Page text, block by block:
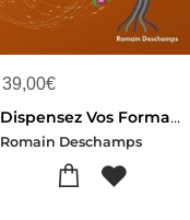
39,00€
Dispensez Vos Formations En Ligne Avec Moodle
Romain Deschamps